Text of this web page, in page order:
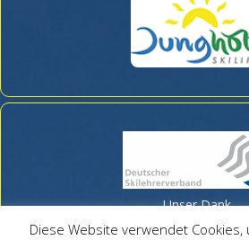
Unser Dank
Datenschutz
Diese Website verwendet Cookies,